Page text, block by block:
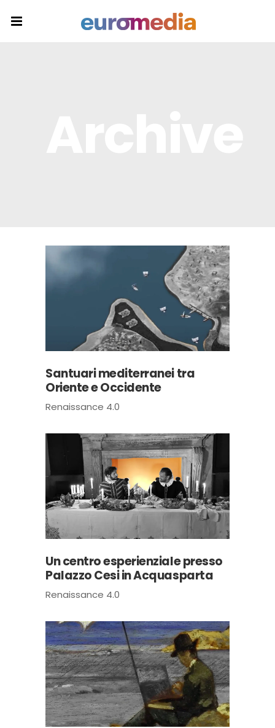
Santuari mediterranei tra
Oriente e Occidente
Renaissance 4.0
Un centro esperienziale presso
Palazzo Cesi in Acquasparta
Renaissance 4.0